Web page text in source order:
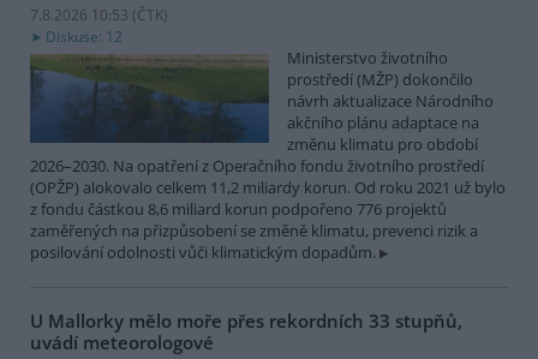
7.8.2026 10:53 (ČTK)
Diskuse: 12
Ministerstvo životního
prostředí (MŽP) dokončilo
návrh aktualizace Národního
akčního plánu adaptace na
změnu klimatu pro období
2026–2030. Na opatření z Operačního fondu životního prostředí
(OPŽP) alokovalo celkem 11,2 miliardy korun. Od roku 2021 už bylo
z fondu částkou 8,6 miliard korun podpořeno 776 projektů
zaměřených na přizpůsobení se změně klimatu, prevenci rizik a
posilování odolnosti vůči klimatickým dopadům.
U Mallorky mělo moře přes rekordních 33 stupňů,
uvádí meteorologové